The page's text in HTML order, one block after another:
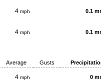
4 mph 0.1
4 mph 0.1
Average Gusts
4 mph 0